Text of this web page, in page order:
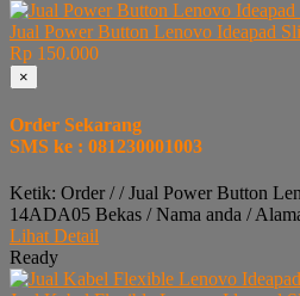
Jual Power Button Lenovo Ideapad
Rp 150.000
×
Order Sekarang
SMS ke : 081230001003
Ketik: Order / / Jual Power Button
14ADA05 Bekas / Nama anda /
Lihat Detail
Ready